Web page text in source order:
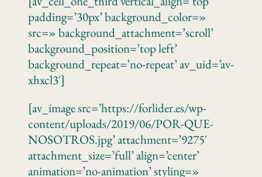
padding=’30px’ background_color=»
src=» background_attachment=’scroll’
background_position=’top left’
background_repeat=’no-repeat’ av_uid=’av-
xhxcl3′]
[av_image src=’https://forlider.es/wp-
content/uploads/2019/06/POR-QUE-
NOSOTROS.jpg’ attachment=’9275′
attachment_size=’full’ align=’center’
animation=’no-animation’ styling=»